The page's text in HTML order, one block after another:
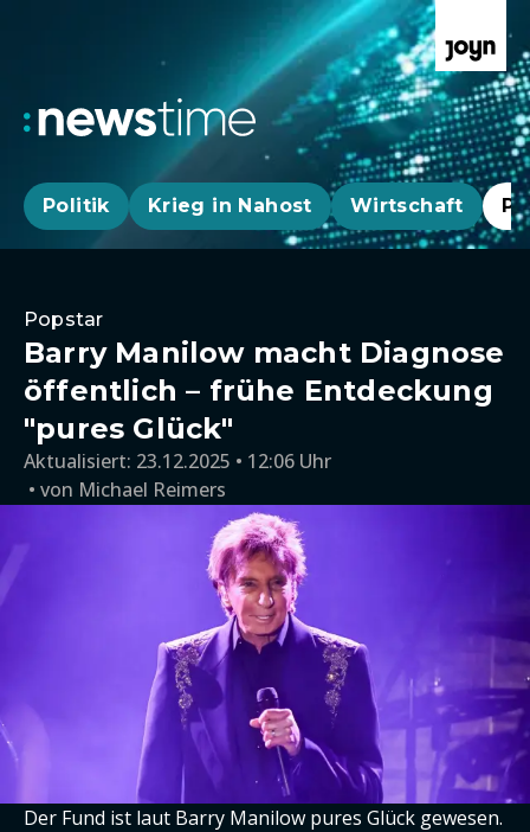
Politik Krieg in Nahost Wirtschaft
Popstar
Barry Manilow macht Diagnose
öffentlich – frühe Entdeckung
"pures Glück"
Aktualisiert: 23.12.2025 • 12:06 Uhr
von Michael Reimers
Der Fund ist laut Barry Manilow pures Glück gewesen.